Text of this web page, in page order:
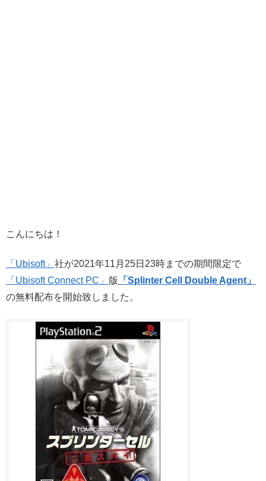
こんにちは！
「Ubisoft」 社が2021年11月25日23時までの期間限定で
「Ubisoft Connect PC」 版
「Splinter Cell Double Agent」
の無料配布を開始致しました。